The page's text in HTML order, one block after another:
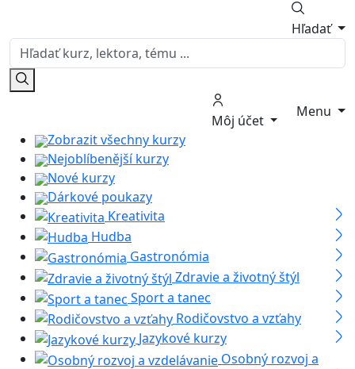
Hľadať
Môj účet
Menu
Zobrazit všechny kurzy
Nejoblíbenější kurzy
Nové kurzy
Dárkové poukazy
Kreativita
Hudba
Gastronómia
Zdravie a životný štýl
Sport a tanec
Rodičovstvo a vzťahy
Jazykové kurzy
Osobný rozvoj a